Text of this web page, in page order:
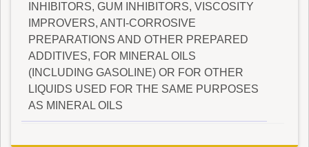
INHIBITORS, GUM INHIBITORS, VISCOSITY
IMPROVERS, ANTI-CORROSIVE
PREPARATIONS AND OTHER PREPARED
ADDITIVES, FOR MINERAL OILS
(INCLUDING GASOLINE) OR FOR OTHER
LIQUIDS USED FOR THE SAME PURPOSES
AS MINERAL OILS